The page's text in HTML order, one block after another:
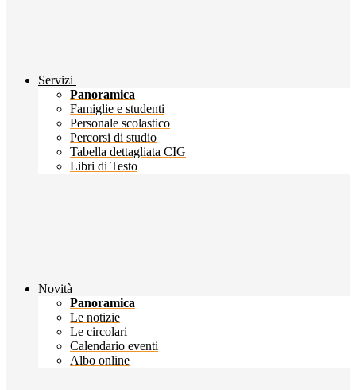
Servizi
Panoramica
Famiglie e studenti
Personale scolastico
Percorsi di studio
Tabella dettagliata CIG
Libri di Testo
Novità
Panoramica
Le notizie
Le circolari
Calendario eventi
Albo online